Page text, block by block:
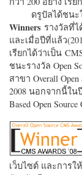
ดรูปัลได้ชนะใ
Winners รางวัลที่
และเมื่อปีที่แล้ว
เรียกได้ว่าเป็น
ชนะรางวัล Open
สาขา Overall
2008 นอกจากนี้ใน
Based Open
เว็บไซต์ และการ